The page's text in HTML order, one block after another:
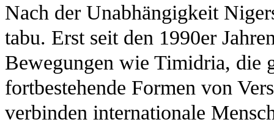
Nach der Unabhängigkeit
tabu. Erst seit den 1990er
Bewegungen wie Timidria, die
fortbestehende Formen von
verbinden internationale